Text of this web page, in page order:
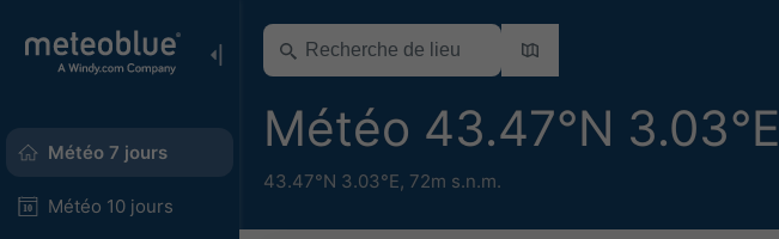
Météo 7 jours
Météo 10 jours
Météo 43.47°N 3.03°E
43.47°N 3.03°E, 72m s.n.m.